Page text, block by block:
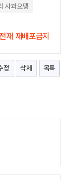
사과오뎅
재 재배포금지
정 삭제 목록